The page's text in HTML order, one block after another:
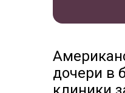
дочери в